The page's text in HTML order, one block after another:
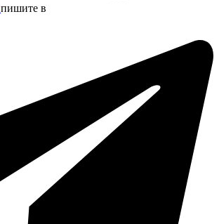
пишите в